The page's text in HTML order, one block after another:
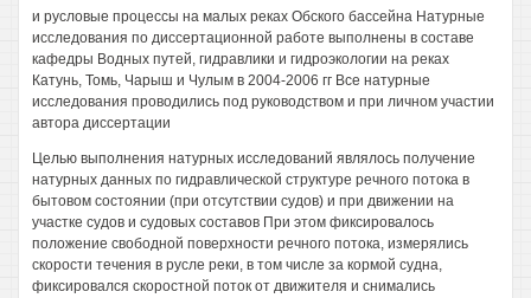
и русловые процессы на малых реках Обского бассейна Натурные
исследования по диссертационной работе выполнены в составе
кафедры Водных путей, гидравлики и гидроэкологии на реках
Катунь, Томь, Чарыш и Чулым в 2004-2006 гг Все натурные
исследования проводились под руководством и при личном участии
автора диссертации
Целью выполнения натурных исследований являлось получение
натурных данных по гидравлической структуре речного потока в
бытовом состоянии (при отсутствии судов) и при движении на
участке судов и судовых составов При этом фиксировалось
положение свободной поверхности речного потока, измерялись
скорости течения в русле реки, в том числе за кормой судна,
фиксировался скоростной поток от движителя и снимались